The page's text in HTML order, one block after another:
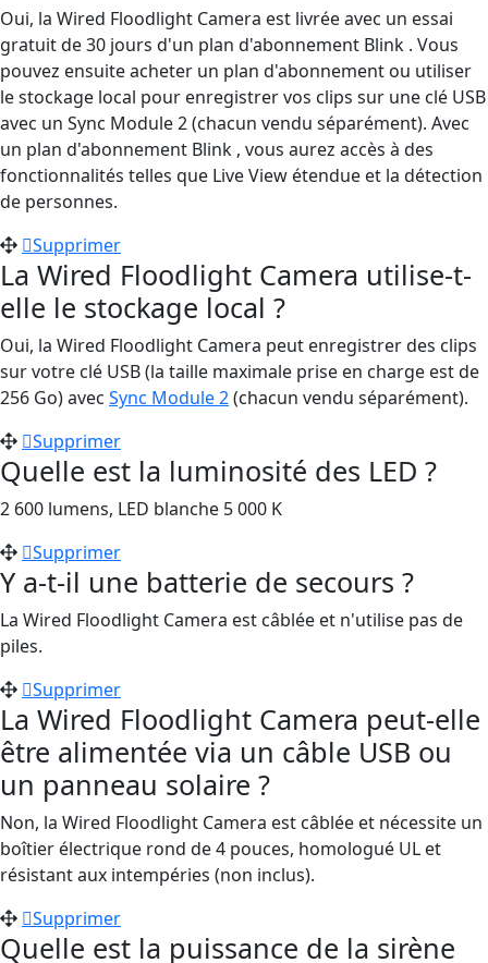
Oui, la Wired Floodlight Camera est livrée avec un essai
gratuit de 30 jours d'un plan d'abonnement Blink . Vous
pouvez ensuite acheter un plan d'abonnement ou utiliser
le stockage local pour enregistrer vos clips sur une clé USB
avec un Sync Module 2 (chacun vendu séparément). Avec
un plan d'abonnement Blink , vous aurez accès à des
fonctionnalités telles que Live View étendue et la détection
de personnes.
Supprimer
La Wired Floodlight Camera utilise-t-
elle le stockage local ?
Oui, la Wired Floodlight Camera peut enregistrer des clips
sur votre clé USB (la taille maximale prise en charge est de
256 Go) avec Sync Module 2(chacun vendu séparément).
Supprimer
Quelle est la luminosité des LED ?
2 600 lumens, LED blanche 5 000 K
Supprimer
Y a-t-il une batterie de secours ?
La Wired Floodlight Camera est câblée et n'utilise pas de
piles.
Supprimer
La Wired Floodlight Camera peut-elle
être alimentée via un câble USB ou
un panneau solaire ?
Non, la Wired Floodlight Camera est câblée et nécessite un
boîtier électrique rond de 4 pouces, homologué UL et
résistant aux intempéries (non inclus).
Supprimer
Quelle est la puissance de la sirène